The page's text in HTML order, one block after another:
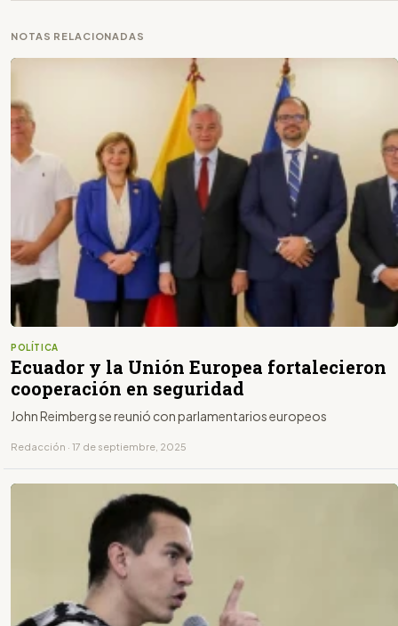
NOTAS RELACIONADAS
POLÍTICA
Ecuador y la Unión Europea fortalecieron
cooperación en seguridad
John Reimberg se reunió con parlamentarios europeos
Redacción · 17 de septiembre, 2025